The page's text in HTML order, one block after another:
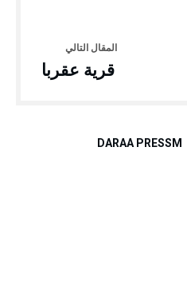
قرية عقربا